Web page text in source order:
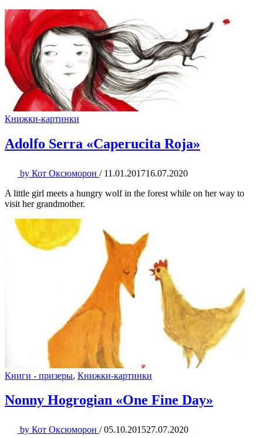
Книжки-картинки
Adolfo Serra «Caperucita Roja»
by Кот Оксюморон / 11.01.201716.07.2020
A little girl meets a hungry wolf in the forest while on her way to
visit her grandmother.
Книги - призеры, Книжки-картинки
Nonny Hogrogian «One Fine Day»
by Кот Оксюморон / 05.10.201527.07.2020